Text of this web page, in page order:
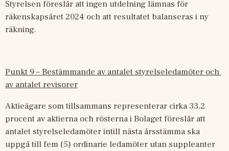
Styrelsen föreslår att ingen utdelning lämnas för
räkenskapsåret 2024 och att resultatet balanseras i ny
räkning.
Punkt 9 – Bestämmande av antalet styrelseledamöter och
av antalet revisorer
Aktieägare som tillsammans representerar cirka 33,2
procent av aktierna och rösterna i Bolaget föreslår att
antalet styrelseledamöter intill nästa årsstämma ska
uppgå till fem (5) ordinarie ledamöter utan suppleanter